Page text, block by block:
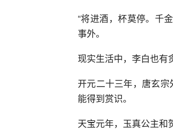
“将进酒，杯莫停。千
事外。
现实生活中，李白也有
开元二十三年，唐玄
能得到赏识。
天宝元年，玉真公主和